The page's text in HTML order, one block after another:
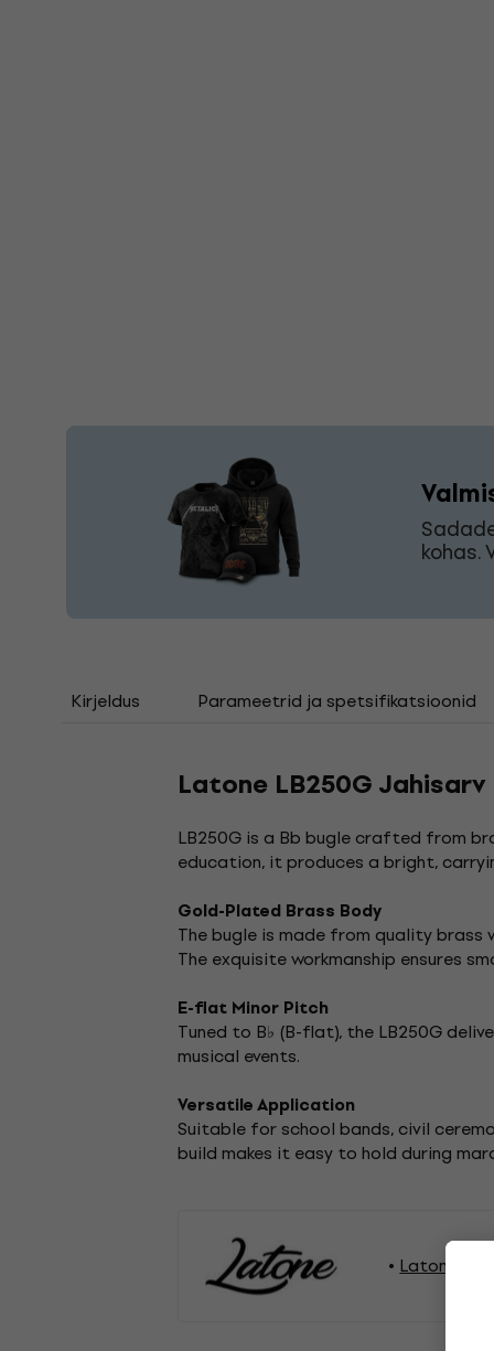
kohas.
Kirjeldus Parameetrid ja spetsifikatsioonid
Latone LB250G Jahisarv
LB250G is a Bb bugle crafted from
education, it produces a bright,
Gold-Plated Brass Body
The bugle is made from quality
The exquisite workmanship ensures
E-flat Minor Pitch
Tuned to B♭ (B-flat), the LB250G
musical events.
Versatile Application
Suitable for school bands, civil
build makes it easy to hold during
Latone